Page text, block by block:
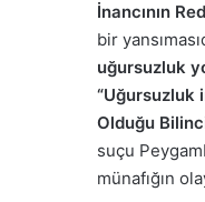
İnancının
bir
uğursuzluk
“Uğursuzluk
Olduğu
suçu
münafığın